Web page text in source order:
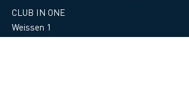
CLUB IN ONE
Weissen 1